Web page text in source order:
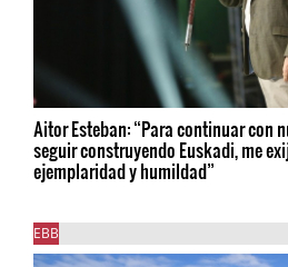
Aitor Esteban: “Para continuar con
seguir construyendo Euskadi, me
ejemplaridad y humildad”
EBB